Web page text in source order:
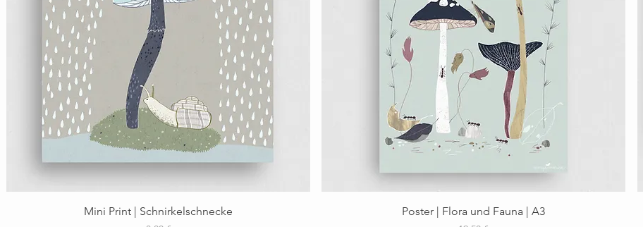
Schnellansicht
Mini Print | Schnirkelschnecke Schnellansicht
Poster | Flora und Fauna | A3